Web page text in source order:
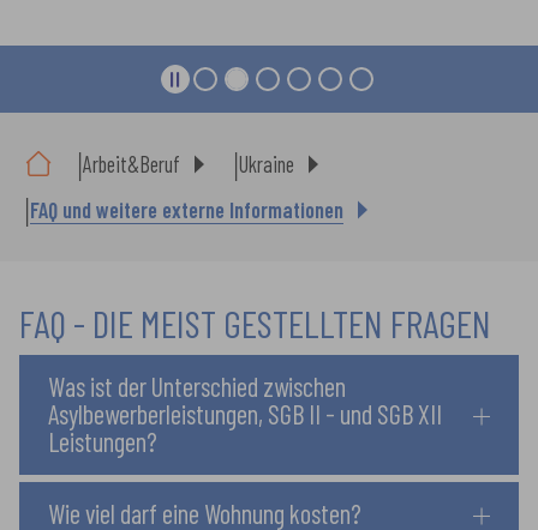
Arbeit&Beruf
Ukraine
FAQ und weitere externe Informationen
FAQ - DIE MEIST GESTELLTEN FRAGEN
Was ist der Unterschied zwischen
Asylbewerberleistungen, SGB II - und SGB XII
Leistungen?
Wie viel darf eine Wohnung kosten?